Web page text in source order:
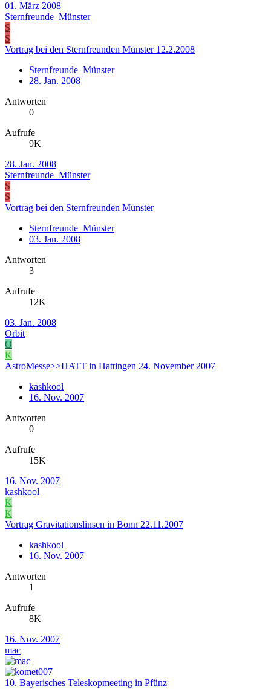
01. März 2008
Sternfreunde_Münster
S
S
Vortrag bei den Sternfreunden Münster 12.2.2008
Sternfreunde_Münster
28. Jan. 2008
Antworten
0
Aufrufe
9K
28. Jan. 2008
Sternfreunde_Münster
S
S
Vortrag bei den Sternfreunden Münster
Sternfreunde_Münster
03. Jan. 2008
Antworten
3
Aufrufe
12K
03. Jan. 2008
Orbit
O
K
AstroMesse>>HATT in Hattingen 24. November 2007
kashkool
16. Nov. 2007
Antworten
0
Aufrufe
15K
16. Nov. 2007
kashkool
K
K
Vortrag Gravitationslinsen in Bonn 22.11.2007
kashkool
16. Nov. 2007
Antworten
1
Aufrufe
8K
16. Nov. 2007
mac
10. Bayerisches Teleskopmeeting in Pfünz